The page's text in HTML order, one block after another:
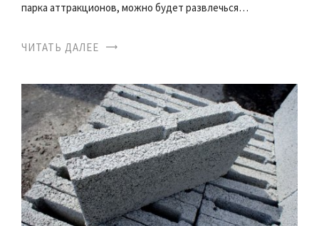
парка аттракционов, можно будет развлечься…
ЧИТАТЬ ДАЛЕЕ